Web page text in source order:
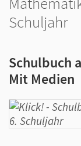
Schuljahr
Schulbuch
Mit Medien